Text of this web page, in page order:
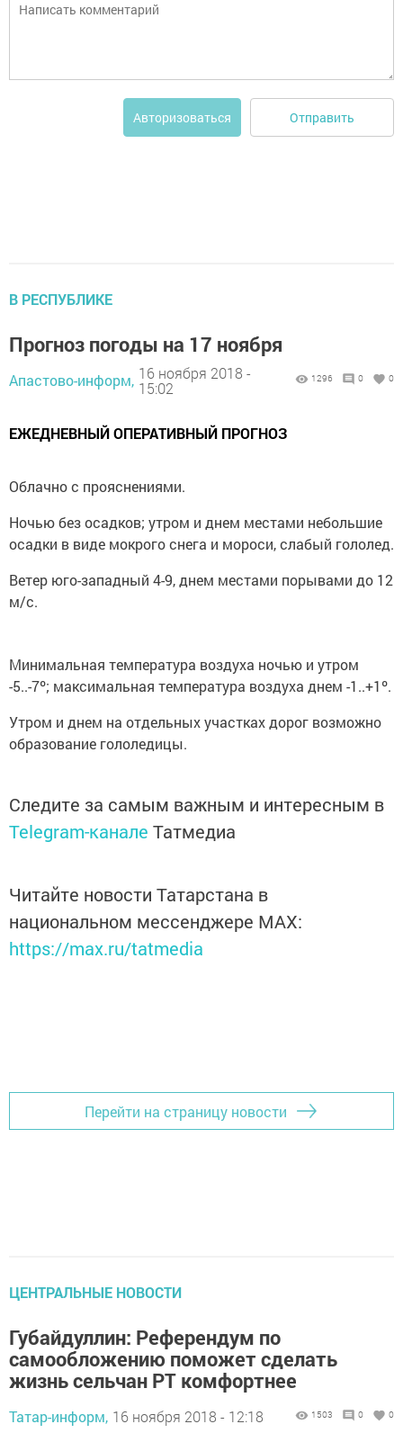
Авторизоваться Отправить
В РЕСПУБЛИКЕ
Прогноз погоды на 17 ноября
Апастово-информ, 16 ноября 2018 -
15:02
1296 0 0
ЕЖЕДНЕВНЫЙ ОПЕРАТИВНЫЙ ПРОГНОЗ
Облачно с прояснениями.
Ночью без осадков; утром и днем местами небольшие
осадки в виде мокрого снега и мороси, слабый гололед.
Ветер юго-западный 4-9, днем местами порывами до 12
м/с.
Минимальная температура воздуха ночью и утром
-5..-7º; максимальная температура воздуха днем -1..+1º.
Утром и днем на отдельных участках дорог возможно
образование гололедицы.
Следите за самым важным и интересным в
Telegram-канале Татмедиа
Читайте новости Татарстана в
национальном мессенджере MАХ:
https://max.ru/tatmedia
Перейти на страницу новости
ЦЕНТРАЛЬНЫЕ НОВОСТИ
Губайдуллин: Референдум по
самообложению поможет сделать
жизнь сельчан РТ комфортнее
Татар-информ, 16 ноября 2018 - 12:18 1503 0 0